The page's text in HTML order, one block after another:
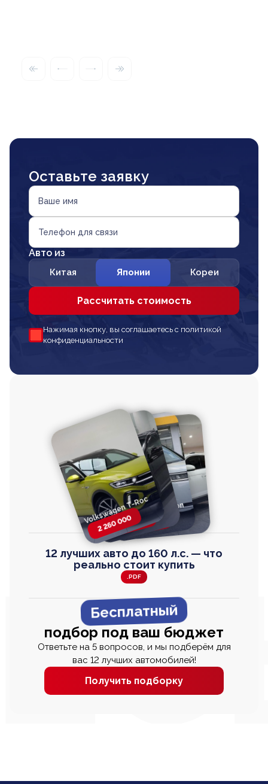
Оставьте заявку
Ваше имя
Телефон для связи
Авто из
Китая Японии Кореи
Рассчитать стоимость
Нажимая кнопку, вы соглашаетесь с политикой
конфиденциальности
Volkswagen T-Roc
2 260 000
Toyota Harrier
2 820 000
Honda Step Wagon
2 820 000
Volkswagen
TAYRON
2 670 000
12 лучших авто до 160 л.с. — что
реально стоит купить
.PDF
Бесплатный
подбор под ваш бюджет
Ответьте на 5 вопросов, и мы подберём для
вас 12 лучших автомобилей!
Получить подборку